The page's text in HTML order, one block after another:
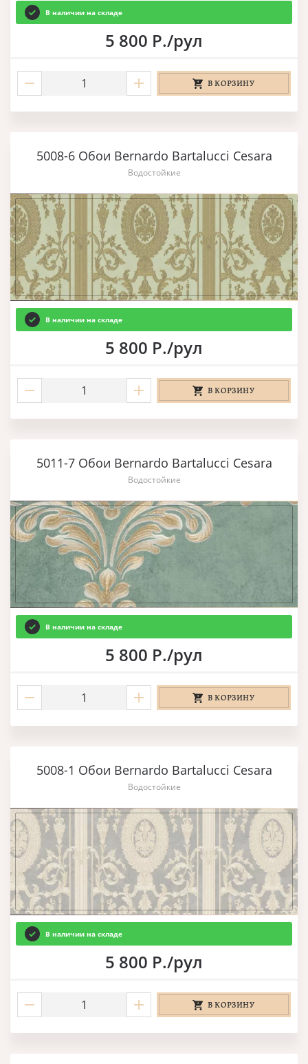
В наличии на складе
5 800 Р./рул
В КОРЗИНУ
5008-6 Обои Bernardo Bartalucci Cesara
Водостойкие
В наличии на складе
5 800 Р./рул
В КОРЗИНУ
5011-7 Обои Bernardo Bartalucci Cesara
Водостойкие
В наличии на складе
5 800 Р./рул
В КОРЗИНУ
5008-1 Обои Bernardo Bartalucci Cesara
Водостойкие
В наличии на складе
5 800 Р./рул
В КОРЗИНУ